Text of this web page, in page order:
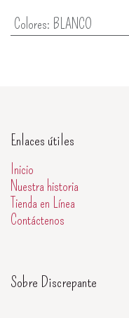
Colores: BLANCO
Enlaces útiles
Inicio
Nuestra historia
Tienda en Línea
Contáctenos
Sobre Discrepante